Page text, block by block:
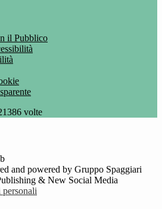
il Pubblico
volte
and powered by Gruppo Spaggiari
& New Social Media